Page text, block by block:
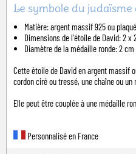
Le symbole du judaïsme
Matière: argent massif 925 ou
Dimensions de l'étoile de David: 2 x
Diamètre de la médaille ronde: 2
Cette étoile de David en argent massif
cordon ciré ou tressé, une chaîne ou un
Elle peut être couplée à une médaille
Personnalisé en France